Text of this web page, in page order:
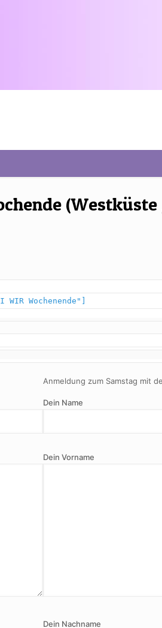
Wochenende"]
Anmeldung zum Samstag mit
Dein Name
Dein Vorname
Dein Nachname